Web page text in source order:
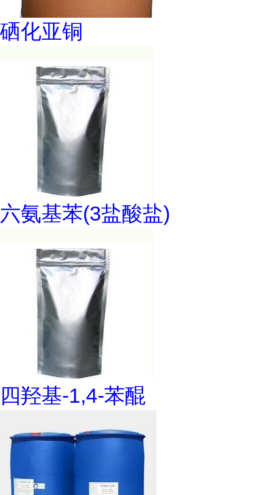
硒化亚铜
六氨基苯(3盐酸盐)
四羟基-1,4-苯醌